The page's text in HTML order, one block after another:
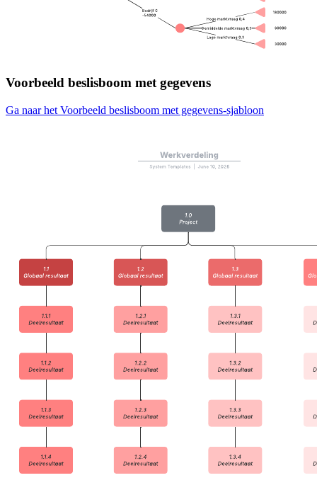
Voorbeeld beslisboom met gegevens
Ga naar het Voorbeeld beslisboom met gegevens-sjabloon